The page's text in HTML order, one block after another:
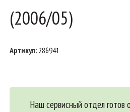
(2006/05)
Артикул: 286941
Наш сервисный отдел готов